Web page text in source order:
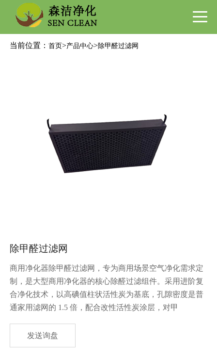
当前位置： 首页>产品中心>除甲醛过滤网
除甲醛过滤网
商用净化器除甲醛过滤网，专为商用场景空气净化需求定
制，是大型商用净化器的核心除醛过滤组件。采用进阶复
合净化技术，以高碘值柱状活性炭为基底，孔隙密度是普
通家用滤网的 1.5 倍，配合改性活性炭涂层，对甲
发送询盘